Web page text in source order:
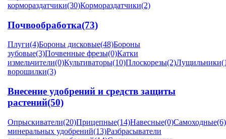
кормораздатчики(30)Кормораздатчики(2)
Почвообработка(73)
Плуги(4)Бороны дисковые(48)Бороны
зубовые(3)Почвенные фрезы(0)Катки
измельчители(0)Культиваторы(10)Плоскорезы(2)Лущильники
ворошилки(3)
Внесение удобрений и средств защиты
растений(50)
Опрыскиватели(20)Прицепные(14)Навесные(0)Самоходные(6)
минеральных удобрений(13)Разбрасыватели